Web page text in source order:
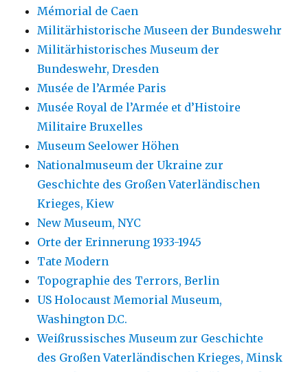
Mémorial de Caen
Militärhistorische Museen der Bundeswehr
Militärhistorisches Museum der
Bundeswehr, Dresden
Musée de l’Armée Paris
Musée Royal de l’Armée et d’Histoire
Militaire Bruxelles
Museum Seelower Höhen
Nationalmuseum der Ukraine zur
Geschichte des Großen Vaterländischen
Krieges, Kiew
New Museum, NYC
Orte der Erinnerung 1933-1945
Tate Modern
Topographie des Terrors, Berlin
US Holocaust Memorial Museum,
Washington D.C.
Weißrussisches Museum zur Geschichte
des Großen Vaterländischen Krieges, Minsk